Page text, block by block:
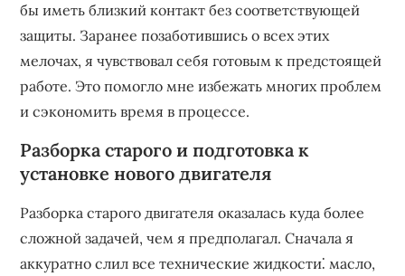
бы иметь близкий контакт без соответствующей
защиты. Заранее позаботившись о всех этих
мелочах, я чувствовал себя готовым к предстоящей
работе. Это помогло мне избежать многих проблем
и сэкономить время в процессе.
Разборка старого и подготовка к
установке нового двигателя
Разборка старого двигателя оказалась куда более
сложной задачей, чем я предполагал. Сначала я
аккуратно слил все технические жидкости⁚ масло,